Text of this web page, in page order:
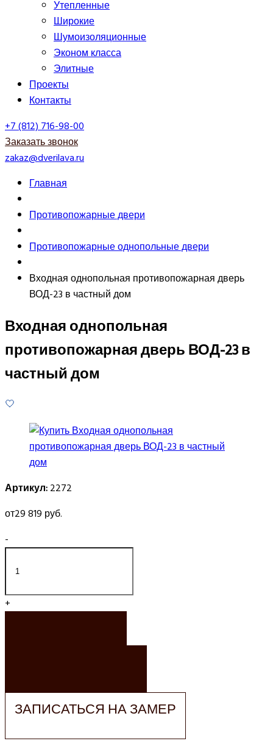
Утепленные
Широкие
Шумоизоляционные
Эконом класса
Элитные
Проекты
Контакты
+7 (812) 716-98-00
Заказать звонок
zakaz@dverilava.ru
Главная
Противопожарные двери
Противопожарные однопольные двери
Входная однопольная противопожарная дверь
ВОД-23 в частный дом
Входная однопольная
противопожарная дверь ВОД-23 в
частный дом
Артикул:2272
от29 819 руб.
-
+
ЗАПИСАТЬСЯ НА ЗАМЕР